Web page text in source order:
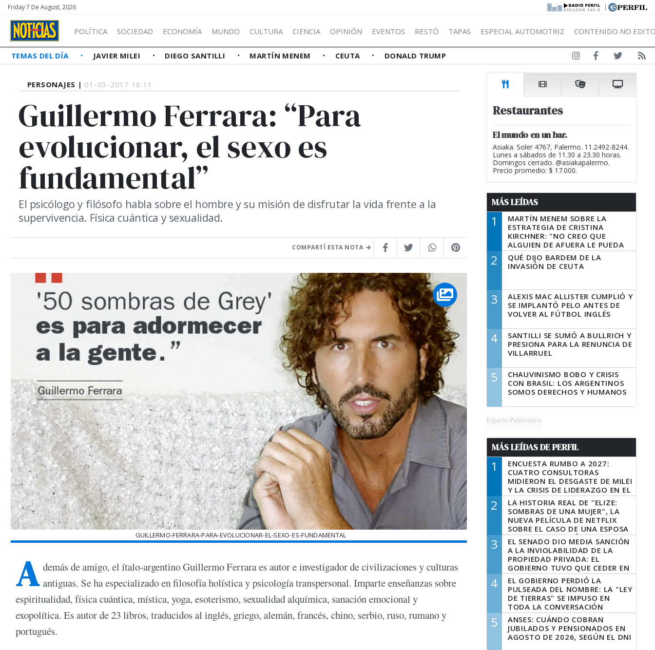
Friday 7 De August, 2026 |
POLÍTICA SOCIEDAD ECONOMÍA MUNDO CULTURA CIENCIA OPINIÓN EVENTOS RESTÓ TAPAS ESPECIAL AUTOMOTRIZ CONTENIDO NO
TEMAS DEL DÍA JAVIER MILEI DIEGO SANTILLI MARTÍN MENEM CEUTA DONALD TRUMP
PERSONAJES | 01-03-2017 18:11
Guillermo Ferrara: “Para
evolucionar, el sexo es
fundamental”
El psicólogo y filósofo habla sobre el hombre y su misión de disfrutar la vida frente a la
supervivencia. Física cuántica y sexualidad.
COMPARTÍ ESTA NOTA
GUILLERMO-FERRARA-PARA-EVOLUCIONAR-EL-SEXO-ES-FUNDAMENTAL
A demás de amigo, el ítalo-argentino Guillermo Ferrara es autor e investigador de civilizaciones y culturas
antiguas. Se ha especializado en filosofía holística y psicología transpersonal. Imparte enseñanzas sobre
espiritualidad, física cuántica, mística, yoga, esoterismo, sexualidad alquímica, sanación emocional y
exopolítica. Es autor de 23 libros, traducidos al inglés, griego, alemán, francés, chino, serbio, ruso, rumano y
portugués.
Restaurantes
El mundo en un bar.
Asiaka. Soler 4767, Palermo. 11.2492-8244.
Lunes a sábados de 11.30 a 23.30 horas.
Domingos cerrado. @asiakapalermo.
Precio promedio: $ 17.000.
MÁS LEÍDAS
1
MARTÍN MENEM SOBRE LA
ESTRATEGIA DE CRISTINA
KIRCHNER: "NO CREO QUE
ALGUIEN DE AFUERA LE PUEDA
DECIR A LA JUSTICIA LO QUE
TIENE QUE HACER"
2
QUÉ DIJO BARDEM DE LA
INVASIÓN DE CEUTA
3
ALEXIS MAC ALLISTER CUMPLIÓ Y
SE IMPLANTÓ PELO ANTES DE
VOLVER AL FÚTBOL INGLÉS
4
SANTILLI SE SUMÓ A BULLRICH Y
PRESIONA PARA LA RENUNCIA DE
VILLARRUEL
5
CHAUVINISMO BOBO Y CRISIS
CON BRASIL: LOS ARGENTINOS
SOMOS DERECHOS Y HUMANOS
Espacio Publicitario
MÁS LEÍDAS DE PERFIL
1
ENCUESTA RUMBO A 2027:
CUATRO CONSULTORAS
MIDIERON EL DESGASTE DE MILEI
Y LA CRISIS DE LIDERAZGO EN EL
PERONISMO
2
LA HISTORIA REAL DE "ELIZE:
SOMBRAS DE UNA MUJER", LA
NUEVA PELÍCULA DE NETFLIX
SOBRE EL CASO DE UNA ESPOSA
QUE DESCUARTIZÓ A SU
MARIDO
3
EL SENADO DIO MEDIA SANCIÓN
A LA INVIOLABILIDAD DE LA
PROPIEDAD PRIVADA: EL
GOBIERNO TUVO QUE CEDER EN
LA LEY DEL MANEJO DEL FUEGO
4
EL GOBIERNO PERDIÓ LA
PULSEADA DEL NOMBRE: LA "LEY
DE TIERRAS" SE IMPUSO EN
TODA LA CONVERSACIÓN
DIGITAL
5
ANSES: CUÁNDO COBRAN
JUBILADOS Y PENSIONADOS EN
AGOSTO DE 2026, SEGÚN EL DNI